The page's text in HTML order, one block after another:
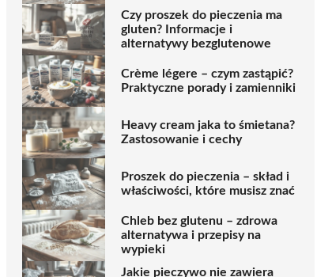
Czy proszek do pieczenia ma
gluten? Informacje i
alternatywy bezglutenowe
Crème légere – czym zastąpić?
Praktyczne porady i zamienniki
Heavy cream jaka to śmietana?
Zastosowanie i cechy
Proszek do pieczenia – skład i
właściwości, które musisz znać
Chleb bez glutenu – zdrowa
alternatywa i przepisy na
wypieki
Jakie pieczywo nie zawiera